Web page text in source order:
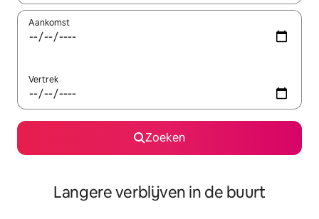
Aankomst
Vertrek
Zoeken
Langere verblijven in de buurt